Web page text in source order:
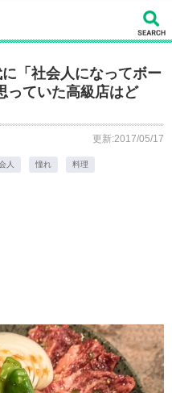
「社会人になってボー
っていた高級店はど
更新:2017/05/17
人 憧れ 料理